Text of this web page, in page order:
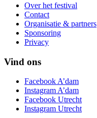
Over het festival
Contact
Organisatie & partners
Sponsoring
Privacy
Vind ons
Facebook A’dam
Instagram A’dam
Facebook Utrecht
Instagram Utrecht